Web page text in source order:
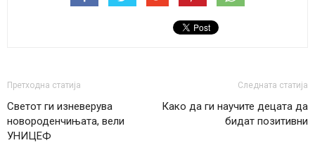
Претходна статија
Светот ги изневерува
новороденчињата, вели
УНИЦЕФ
Следната статија
Како да ги научите децата да
бидат позитивни